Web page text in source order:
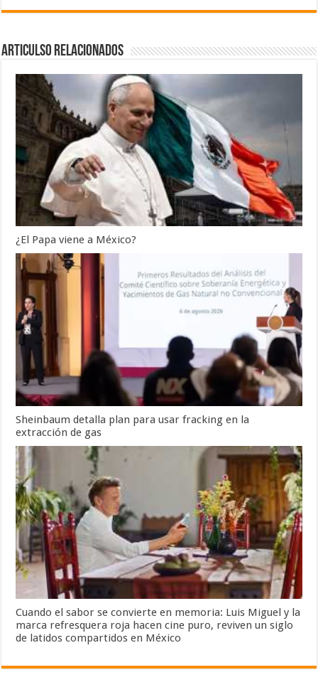
Articulso Relacionados
¿El Papa viene a México?
Sheinbaum detalla plan para usar fracking en la
extracción de gas
Cuando el sabor se convierte en memoria: Luis Miguel y la
marca refresquera roja hacen cine puro, reviven un siglo
de latidos compartidos en México